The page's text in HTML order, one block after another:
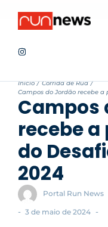
Recentes
Início / Corrida de Rua /
Campos do Jordão recebe
Campos
recebe
do
2024
Portal Run News
- 3 de maio de 2024 -